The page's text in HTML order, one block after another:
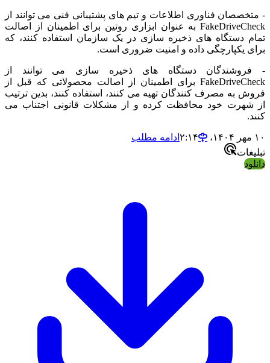
- متخصصان فناوری اطلاعات و تیم های پشتیبانی فنی می توانند از
FakeDriveCheck به عنوان ابزاری روتین برای اطمینان از اصالت
تمام دستگاه های ذخیره سازی در یک سازمان استفاده کنند، که
برای یکپارچگی داده و امنیت ضروری است.
- فروشندگان دستگاه های ذخیره سازی می توانند از
FakeDriveCheck برای اطمینان از اصالت محصولاتی که قبل از
فروش به مصرف کنندگان تهیه می کنند، استفاده کنند، بدین ترتیب
از شهرت خود محافظت کرده و از مشکلات قانونی اجتناب می
کنند.
۱۰ مهر ۱۴۰۴،‏ ۲:۱۴
ادامه مطلب
تبلیغات
دانلود